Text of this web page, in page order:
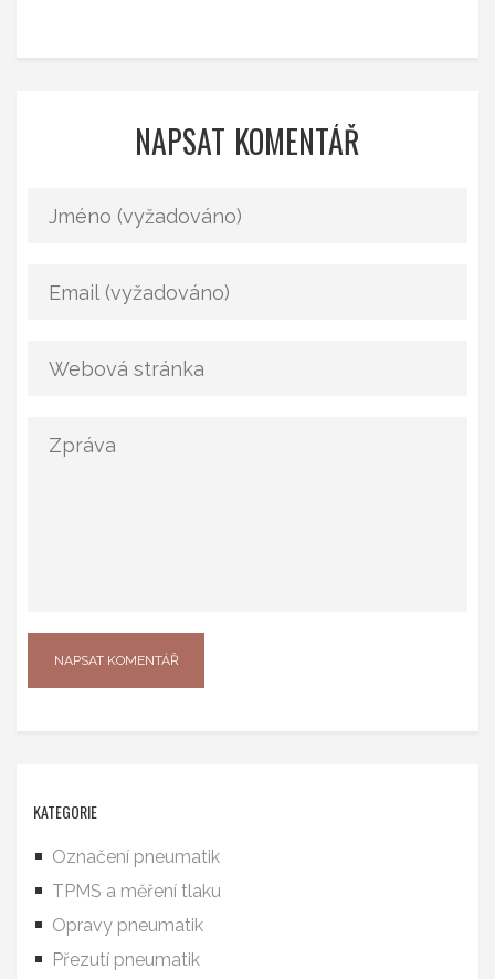
NAPSAT KOMENTÁŘ
KATEGORIE
Označení pneumatik
TPMS a měření tlaku
Opravy pneumatik
Přezutí pneumatik